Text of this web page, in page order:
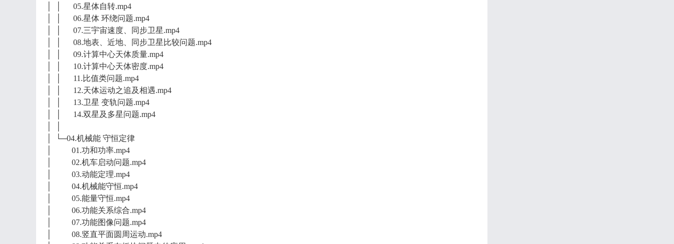
│ │ 05.星体自转.mp4
│ │ 06.星体 环绕问题.mp4
│ │ 07.三宇宙速度、同步卫星.mp4
│ │ 08.地表、近地、同步卫星比较问题.mp4
│ │ 09.计算中心天体质量.mp4
│ │ 10.计算中心天体密度.mp4
│ │ 11.比值类问题.mp4
│ │ 12.天体运动之追及相遇.mp4
│ │ 13.卫星 变轨问题.mp4
│ │ 14.双星及多星问题.mp4
│ └─04.机械能 守恒定律
│ 01.功和功率.mp4
│ 02.机车启动问题.mp4
│ 03.动能定理.mp4
│ 04.机械能守恒.mp4
│ 05.能量守恒.mp4
│ 06.功能关系综合.mp4
│ 07.功能图像问题.mp4
│ 08.竖直平面圆周运动.mp4